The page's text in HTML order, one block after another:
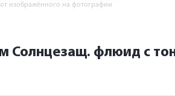
изображённого на фотографии
флюид с